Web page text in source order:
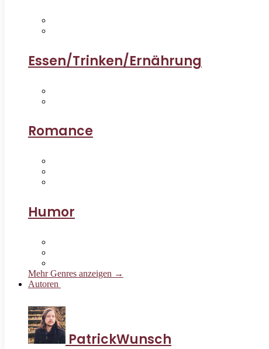
Essen/Trinken/Ernährung
Romance
Humor
Mehr Genres anzeigen →
Autoren
PatrickWunsch